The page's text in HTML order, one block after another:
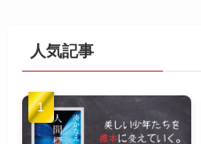
人気記事